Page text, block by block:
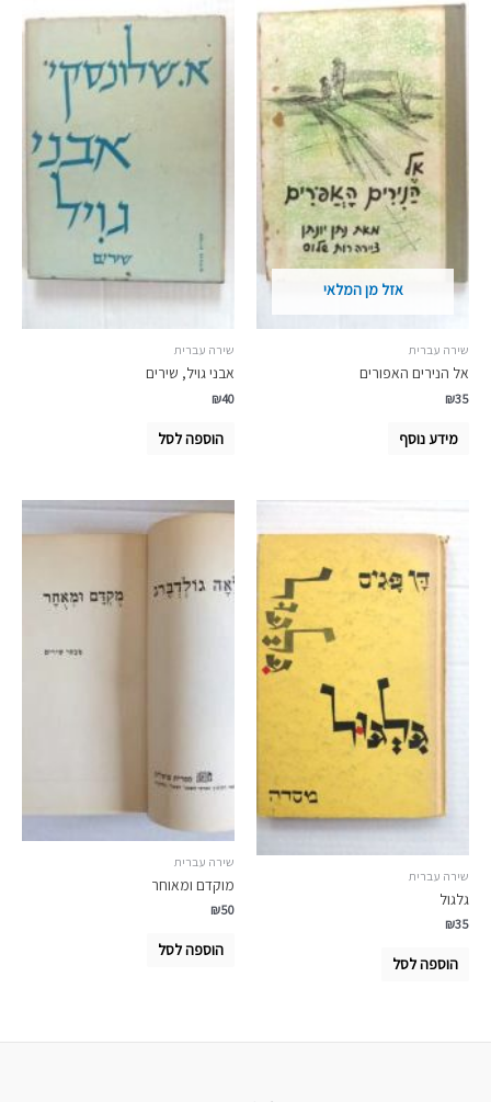
אזל מן המלאי
שירה עברית
אל הנירים האפורים
₪35
מידע נוסף
שירה עברית
אבני גויל, שירים
₪40
הוספה לסל
שירה עברית
גלגול
₪35
הוספה לסל
שירה עברית
מוקדם ומאוחר
₪50
הוספה לסל